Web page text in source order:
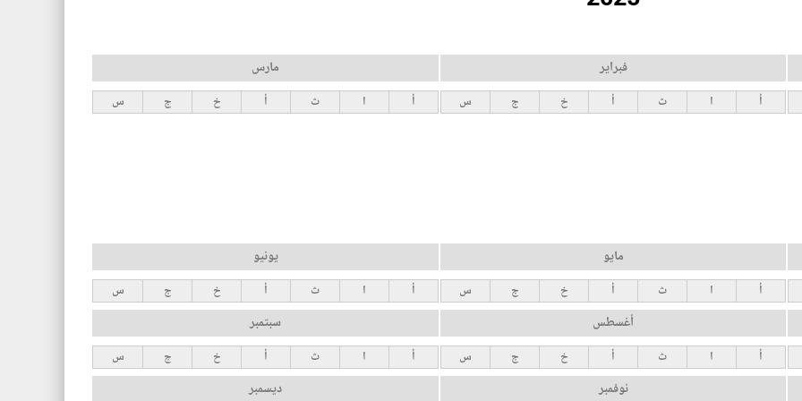
فبراير
أ ا ث أ خ ج س
مارس
أ ا ث أ خ ج س
مايو
أ ا ث أ خ ج س
يونيو
أ ا ث أ خ ج س
أغسطس
أ ا ث أ خ ج س
سبتمبر
أ ا ث أ خ ج س
نوفمبر ديسمبر